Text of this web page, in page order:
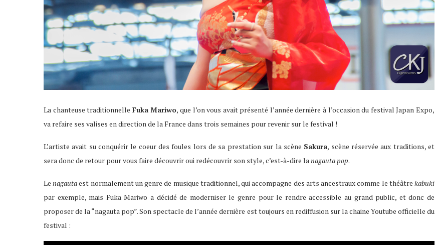
La chanteuse traditionnelle Fuka Mariwo, que l’on vous avait présenté l’année dernière à l’occasion du festival Japan Expo,
va refaire ses valises en direction de la France dans trois semaines pour revenir sur le festival !
L’artiste avait su conquérir le coeur des foules lors de sa prestation sur la scène Sakura, scène réservée aux traditions, et
sera donc de retour pour vous faire découvrir oui redécouvrir son style, c’est-à-dire la nagauta pop.
Le nagautaest normalement un genre de musique traditionnel, qui accompagne des arts ancestraux comme le théâtre kabuki
par exemple, mais Fuka Mariwo a décidé de moderniser le genre pour le rendre accessible au grand public, et donc de
proposer de la “nagauta pop”. Son spectacle de l’année dernière est toujours en rediffusion sur la chaine Youtube officielle du
festival :